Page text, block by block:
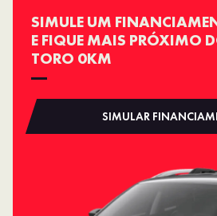
SIMULE UM
E FIQUE MAIS PRÓXIMO
TORO 0KM
SIMULAR